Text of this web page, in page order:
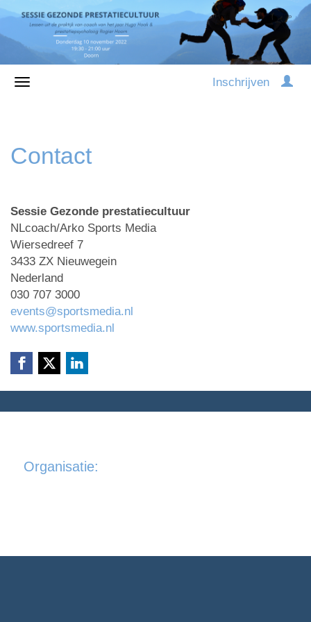
Inschrijven
Contact
Sessie Gezonde prestatiecultuur
NLcoach/Arko Sports Media
Wiersedreef 7
3433 ZX Nieuwegein
Nederland
030 707 3000
events@sportsmedia.nl
www.sportsmedia.nl
Organisatie: